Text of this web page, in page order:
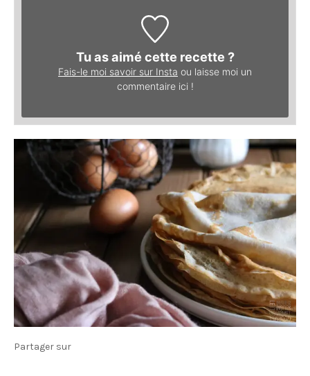
Tu as aimé cette recette ?
Fais-le moi savoir sur Insta ou laisse moi un
commentaire ici !
Partager sur